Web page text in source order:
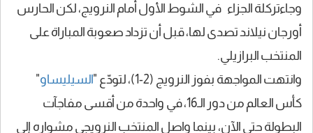
وجاءتركلة الجزاء في الشوط الأول أمام النرويج، لكن الحارس
أورجان نيلاند تصدى لها، قبل أن تزداد صعوبة المباراة على
المنتخب البرازيلي.
وانتهت المواجهة بفوز النرويج (2-1)، لتودّع "
السيليساو"
كأس العالم من دور الـ16، في واحدة من أقسى مفاجآت
البطولة حتى الآن، بينما واصل المنتخب النرويجي مشواره إلى